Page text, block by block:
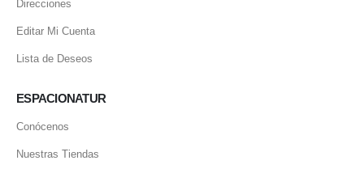
Pedidos
Direcciones
Editar Mi Cuenta
Lista de Deseos
ESPACIONATUR
Conócenos